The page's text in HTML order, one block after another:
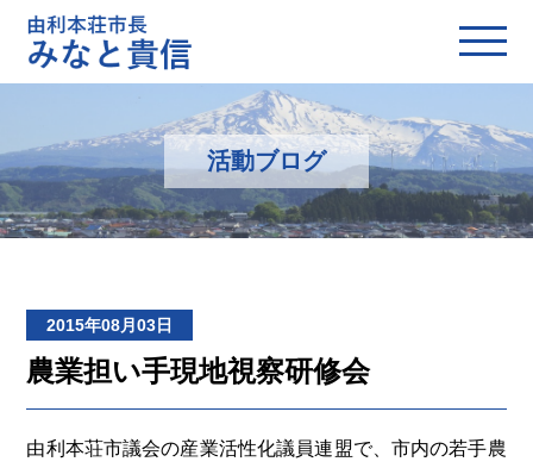
活動ブログ
2015年08月03日
農業担い手現地視察研修会
由利本荘市議会の産業活性化議員連盟で、市内の若手農